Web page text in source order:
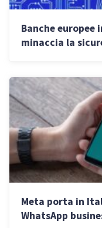
Banche europee
minaccia la
Meta porta in
WhatsApp